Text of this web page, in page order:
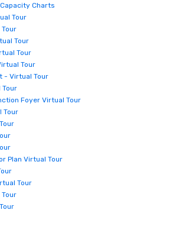
Charts
Tour
Tour
Tour
Tour
- Virtual Tour
Tour
Foyer Virtual Tour
Tour
Plan Virtual Tour
Tour